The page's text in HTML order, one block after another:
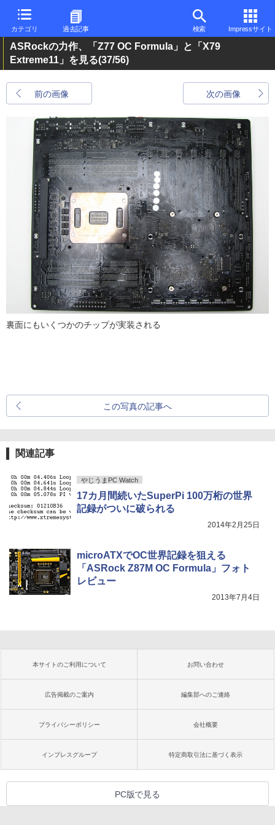
カテゴリ 過去記事 検索 Impressサイト
ASRockの力作、「Z77 OC Formula」と「X79
Extreme11」を見る(37/56)
前の画像 次の画像
裏面にもいくつかのチップが実装される
この写真の記事へ
関連記事
やじうまPC Watch
17カ月間続いたSuperPi 100万桁の世界
記録がついに破られる
2014年2月25日
microATXでOC世界記録を狙える
「ASRock Z87M OC Formula」フォト
レビュー
2013年7月4日
本サイトのご利用について お問い合わせ
広告掲載のご案内 編集部へのご連絡
プライバシーポリシー 会社概要
インプレスグループ 特定商取引法に基づく表示
PC版で見る